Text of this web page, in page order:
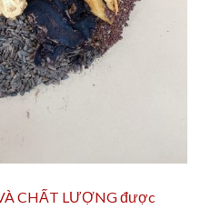
CHẤT LƯỢNG được